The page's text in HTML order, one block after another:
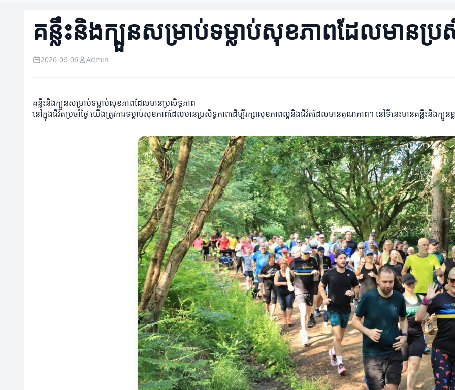
គន្លឹះនិងក្បួនសម្រាប់ទម្លាប់សុខភាពដែលមានប្រ
2026-06-06 Admin
គន្លឹះនិងក្បួនសម្រាប់ទម្លាប់សុខភាពដែលមានប្រសិទ្ធភាព
នៅក្នុងជីវិតប្រចាំថ្ងៃ យើងត្រូវការទម្លាប់សុខភាពដែលមានប្រសិទ្ធភាពដើម្បីរក្សាសុខភាពល្អនិងជីវិតដែលមានគុណភាព។ នៅទីនេះមានគន្លឹះនិងក្